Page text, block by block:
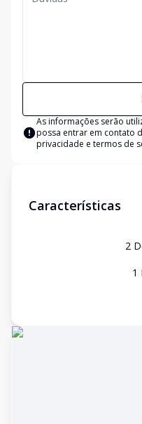
As informações serão
possa entrar em contato
privacidade e termos de
Características
2
1